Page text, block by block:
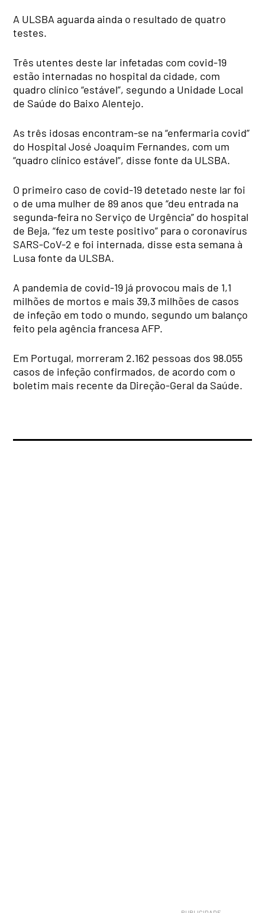
A ULSBA aguarda ainda o resultado de quatro
testes.
Três utentes deste lar infetadas com covid-19
estão internadas no hospital da cidade, com
quadro clínico “estável”, segundo a Unidade Local
de Saúde do Baixo Alentejo.
As três idosas encontram-se na “enfermaria covid”
do Hospital José Joaquim Fernandes, com um
“quadro clínico estável”, disse fonte da ULSBA.
O primeiro caso de covid-19 detetado neste lar foi
o de uma mulher de 89 anos que “deu entrada na
segunda-feira no Serviço de Urgência” do hospital
de Beja, “fez um teste positivo” para o coronavírus
SARS-CoV-2 e foi internada, disse esta semana à
Lusa fonte da ULSBA.
A pandemia de covid-19 já provocou mais de 1,1
milhões de mortos e mais 39,3 milhões de casos
de infeção em todo o mundo, segundo um balanço
feito pela agência francesa AFP.
Em Portugal, morreram 2.162 pessoas dos 98.055
casos de infeção confirmados, de acordo com o
boletim mais recente da Direção-Geral da Saúde.